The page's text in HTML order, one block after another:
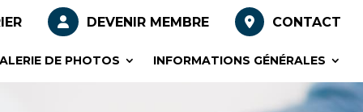
DEVENIR MEMBRE CONTACT
DE PHOTOS INFORMATIONS GÉNÉRALES